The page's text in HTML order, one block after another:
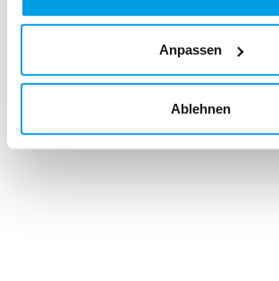
Anpassen
Ablehnen